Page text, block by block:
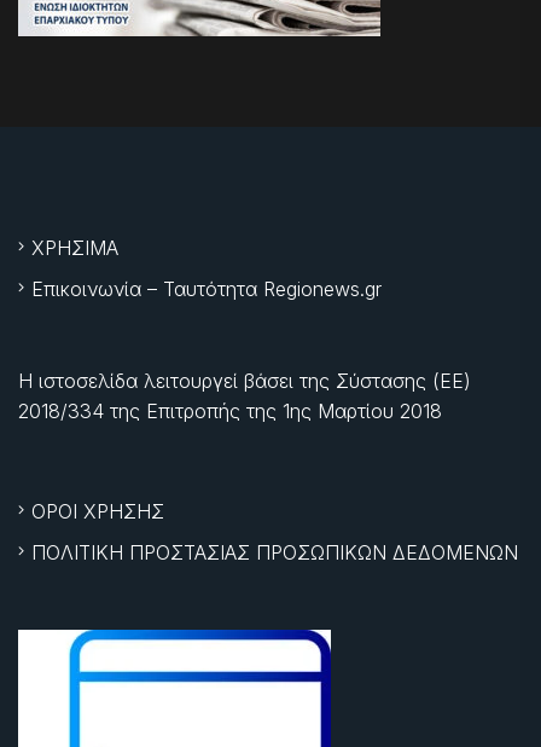
ΧΡΗΣΙΜΑ
Επικοινωνία – Ταυτότητα Regionews.gr
Η ιστοσελίδα λειτουργεί βάσει της Σύστασης (ΕΕ)
2018/334 της Επιτροπής της 1ης Μαρτίου 2018
ΟΡΟΙ ΧΡΗΣΗΣ
ΠΟΛΙΤΙΚΗ ΠΡΟΣΤΑΣΙΑΣ ΠΡΟΣΩΠΙΚΩΝ ΔΕΔΟΜΕΝΩΝ